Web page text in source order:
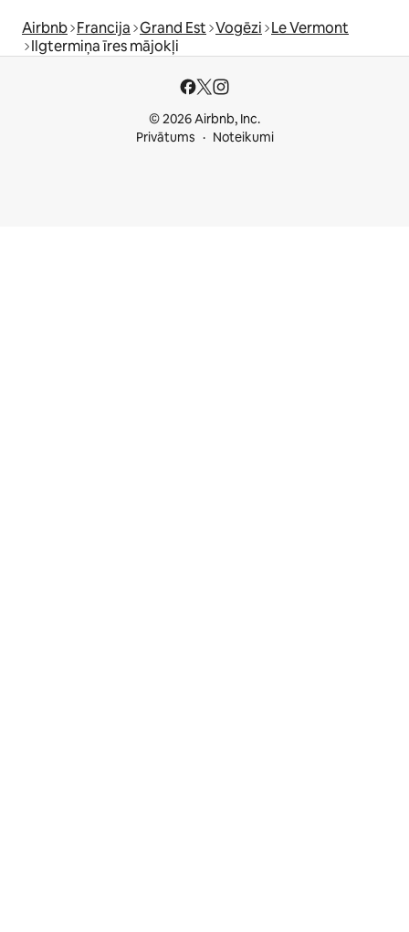
Airbnb Francija Grand Est Vogēzi Le Vermont
Ilgtermiņa īres mājokļi
© 2026 Airbnb, Inc.
Privātums
Noteikumi